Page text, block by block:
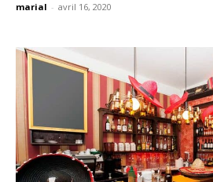
marial - avril 16, 2020